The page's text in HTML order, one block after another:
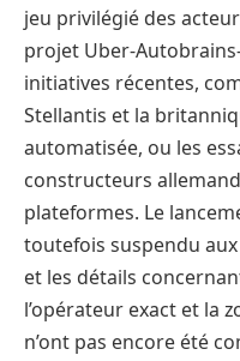
jeu privilégié des
projet Uber-
initiatives récentes,
Stellantis et la
automatisée, ou les
constructeurs
plateformes. Le
toutefois suspendu
et les détails
l’opérateur exact et la
n’ont pas encore été